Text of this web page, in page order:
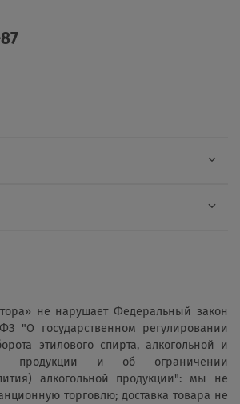
не нарушает Федеральный закон
ФЗ "О государственном регулировании
этилового спирта, алкогольной и
продукции и об ограничении
алкогольной продукции": мы не
торговлю; доставка товара не